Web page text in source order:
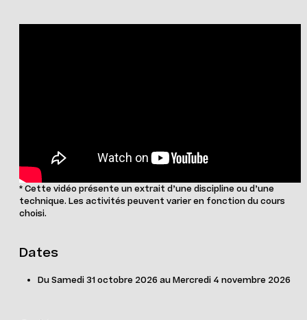
* Cette vidéo présente un extrait d’une discipline ou d’une
technique. Les activités peuvent varier en fonction du cours
choisi.
Dates
Du Samedi 31 octobre 2026 au Mercredi 4 novembre 2026